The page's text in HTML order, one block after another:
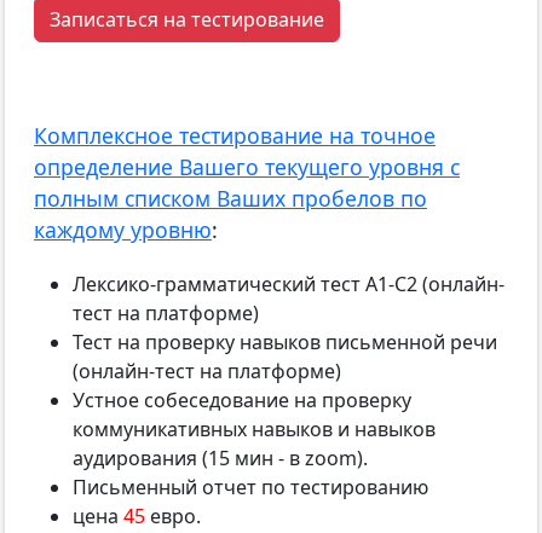
Записаться на тестирование
Комплексное тестирование на точное
определение Вашего текущего уровня с
полным списком Ваших пробелов по
каждому уровню:
Лексико-грамматический тест А1-С2 (онлайн-
тест на платформе)
Тест на проверку навыков письменной речи
(онлайн-тест на платформе)
Устное собеседование на проверку
коммуникативных навыков и навыков
аудирования (15 мин - в zoom).
Письменный отчет по тестированию
цена 45 евро.